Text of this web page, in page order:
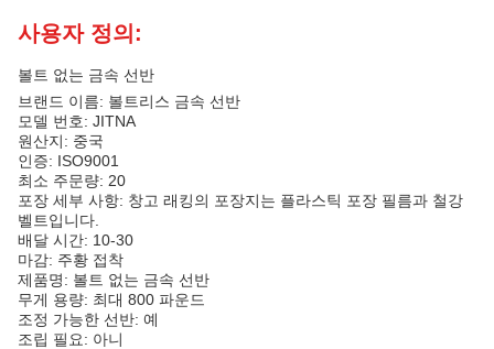
사용자 정의:
볼트 없는 금속 선반
브랜드 이름: 볼트리스 금속 선반
모델 번호: JITNA
원산지: 중국
인증: ISO9001
최소 주문량: 20
포장 세부 사항: 창고 래킹의 포장지는 플라스틱 포장 필름과 철강
벨트입니다.
배달 시간: 10-30
마감: 주황 접착
제품명: 볼트 없는 금속 선반
무게 용량: 최대 800 파운드
조정 가능한 선반: 예
조립 필요: 아니